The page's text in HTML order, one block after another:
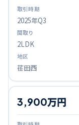
2025年Q3
2LDK
荏田西
3,900万円